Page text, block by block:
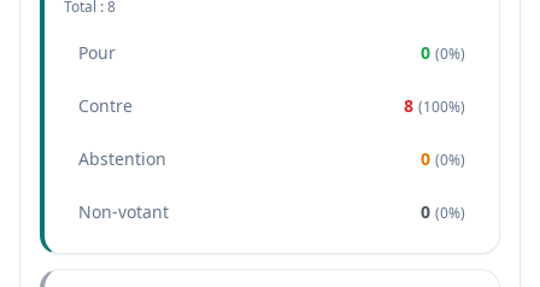
Total :8
Pour 0 (0%)
Contre 8 (100%)
Abstention 0 (0%)
Non-votant 0 (0%)